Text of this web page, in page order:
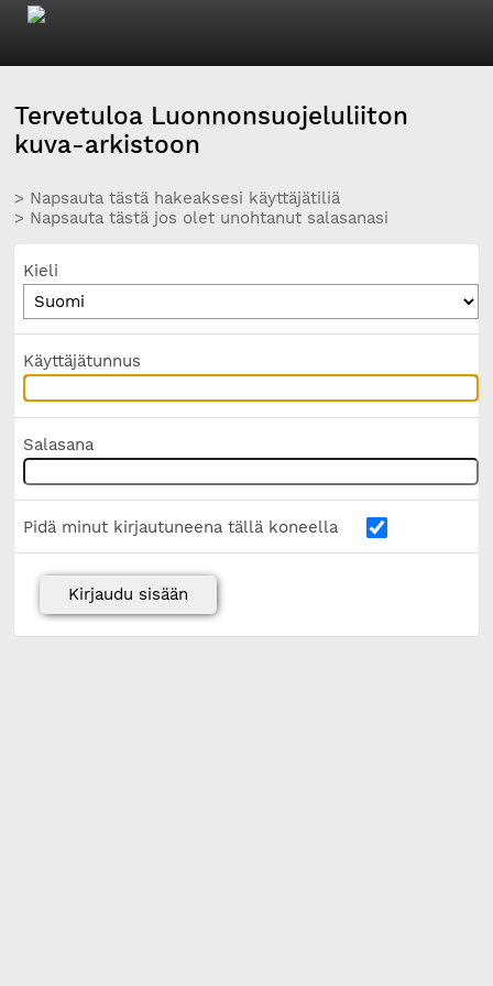
Tervetuloa Luonnonsuojeluliiton
kuva-arkistoon
> Napsauta tästä hakeaksesi käyttäjätiliä
> Napsauta tästä jos olet unohtanut salasanasi
Kieli
Käyttäjätunnus
Salasana
Pidä minut kirjautuneena tällä koneella